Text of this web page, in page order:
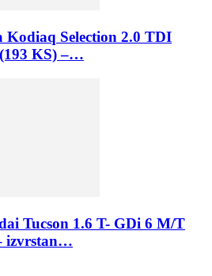
Kodiaq Selection 2.0 TDI
KS) –…
Tucson 1.6 T- GDi 6 M/T
izvrstan…